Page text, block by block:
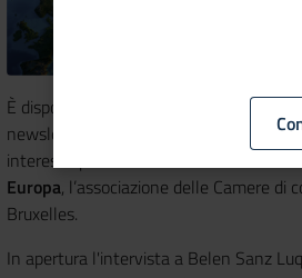
È disponibile il numero 12 del 2025 di
newsletter quindicinale focalizzata sui
interesse per le Camere di commercio
Europa, l’associazione delle Camere di
Bruxelles.
In apertura l'intervista a Belen Sanz